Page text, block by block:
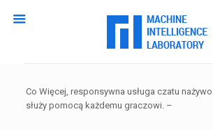
Co Więcej, responsywna usługa czatu
służy pomocą każdemu graczowi. –